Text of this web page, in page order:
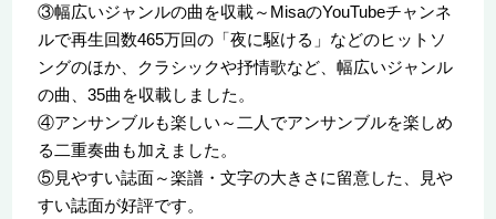
③幅広いジャンルの曲を収載～MisaのYouTubeチャンネ
ルで再生回数465万回の「夜に駆ける」などのヒットソ
ングのほか、クラシックや抒情歌など、幅広いジャンル
の曲、35曲を収載しました。
④アンサンブルも楽しい～二人でアンサンブルを楽しめ
る二重奏曲も加えました。
⑤見やすい誌面～楽譜・文字の大きさに留意した、見や
すい誌面が好評です。